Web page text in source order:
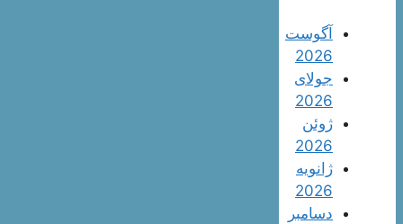
آگوست
2026
جولای
2026
ژوئن
2026
ژانویه
2026
دسامبر